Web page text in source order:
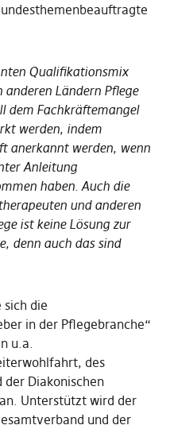
Qualifikationsmix
Ländern Pflege
dem Fachkräftemangel
werden, indem
anerkannt werden, wenn
Anleitung
haben. Auch die
und anderen
ist keine Lösung zur
denn auch das sind
sich die
in der Pflegebranche“
u.a.
des
Diakonischen
Unterstützt wird der
und der